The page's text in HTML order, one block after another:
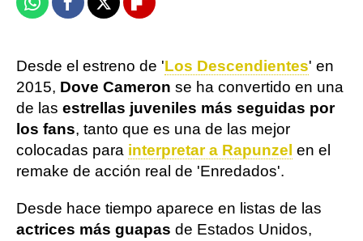
WhatsappFacebook
X Flipboard
Desde el estreno de 'Los Descendientes' en
2015, Dove Cameron se ha convertido en una
de las estrellas juveniles más seguidas por
los fans, tanto que es una de las mejor
colocadas para interpretar a Rapunzel en el
remake de acción real de 'Enredados'.
Desde hace tiempo aparece en listas de las
actrices más guapas de Estados Unidos,